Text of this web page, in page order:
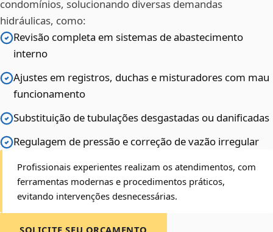
condomínios, solucionando diversas demandas
hidráulicas, como:
Revisão completa em sistemas de abastecimento
interno
Ajustes em registros, duchas e misturadores com mau
funcionamento
Substituição de tubulações desgastadas ou danificadas
Regulagem de pressão e correção de vazão irregular
Profissionais experientes realizam os atendimentos, com
ferramentas modernas e procedimentos práticos,
evitando intervenções desnecessárias.